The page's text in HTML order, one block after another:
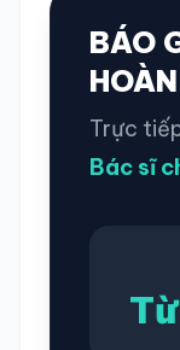
BÁO
Trực
Bác sĩ